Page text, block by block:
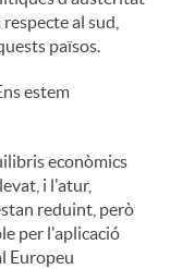
al sud,
països.
estem
econòmics
i l'atur,
reduint, però
per l'aplicació
Europeu